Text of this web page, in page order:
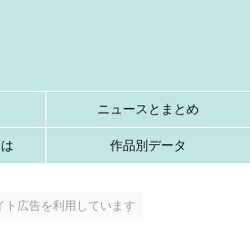
ニュースとまとめ
作品別データ
ト広告を利用しています